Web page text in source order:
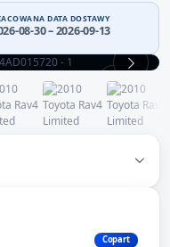
DATA DOSTAWY
08-30 – 2026-09-13
Copart